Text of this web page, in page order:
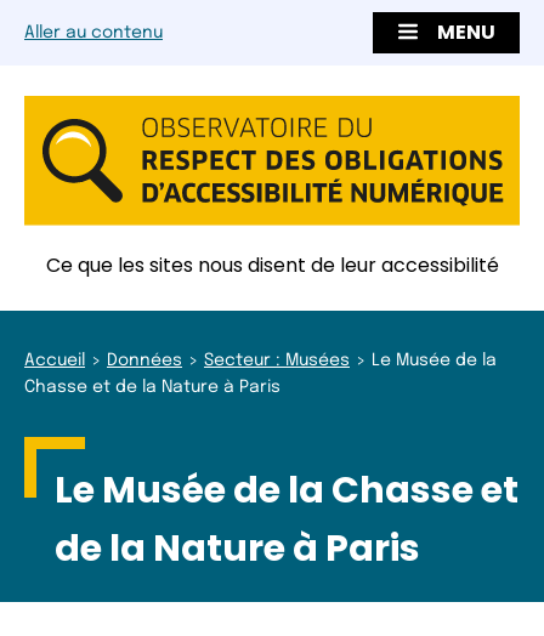
Aller au contenu MENU
Ce que les sites nous disent de leur accessibilité
Accueil Données Secteur : Musées
Le Musée de la
Chasse et de la Nature à Paris
Le Musée de la Chasse et
de la Nature à Paris